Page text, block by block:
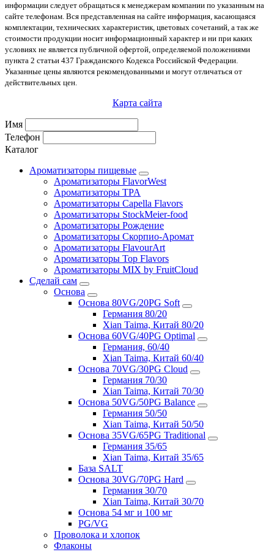
информации следует обращаться к менеджерам компании по указанным на
сайте телефонам. Вся представленная на сайте информация, касающаяся
комплектации, технических характеристик, цветовых сочетаний, а так же
стоимости продукции носит информационный характер и ни при каких
условиях не является публичной офертой, определяемой положениями
пункта 2 статьи 437 Гражданского Кодекса Российской Федерации.
Указанные цены являются рекомендованными и могут отличаться от
действительных цен.
Карта сайта
Имя
Телефон
Каталог
Ароматизаторы пищевые
Ароматизаторы FlavorWest
Ароматизаторы TPA
Ароматизаторы Capella Flavors
Ароматизаторы StockMeier-food
Ароматизаторы Рождение
Ароматизаторы Скорпио-Аромат
Ароматизаторы FlavourArt
Ароматизаторы Top Flavors
Ароматизаторы MIX by FruitCloud
Сделай сам
Основа
Основа 80VG/20PG Soft
Германия 80/20
Xian Taima, Китай 80/20
Основа 60VG/40PG Optimal
Германия, 60/40
Xian Taima, Китай 60/40
Основа 70VG/30PG Cloud
Германия 70/30
Xian Taima, Китай 70/30
Основа 50VG/50PG Balance
Германия 50/50
Xian Taima, Китай 50/50
Основа 35VG/65PG Traditional
Германия 35/65
Xian Taima, Китай 35/65
База SALT
Основа 30VG/70PG Hard
Германия 30/70
Xian Taima, Китай 30/70
Основа 54 мг и 100 мг
PG/VG
Проволока и хлопок
Флаконы